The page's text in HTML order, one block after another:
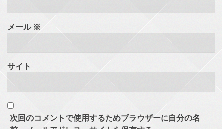
メール ※
サイト
次回のコメントで使用するためブラウザーに自分の名